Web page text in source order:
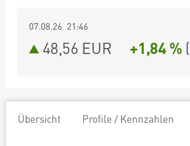
07.08.26 21:46
48,56 EUR +1,84 % (
Übersicht Profile / Kennzahlen